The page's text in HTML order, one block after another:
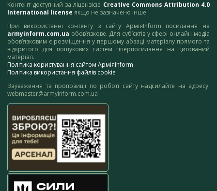
Контент доступний за ліцензією Creative Commons Attribution 4.0
International license якщо не зазначено інше.
При використанні контенту з сайту АрміяInform посилання на
armyinform.com.ua обов’язкове. Для суб’єктів у сфері онлайн-медіа
обов’язковим є розміщення у першому абзаці матеріалу прямого та
відкритого для пошукових систем гіперпосилання на цитований
матеріал.
Політика користування сайтом АрміяInform
Політика використання файлів cookie
Зауваження та пропозиції по роботі сайту надсилайте на адресу:
webmaster@armyinform.com.ua